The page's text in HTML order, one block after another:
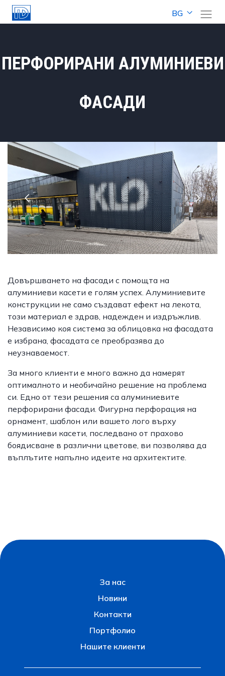
BG
ПЕРФОРИРАНИ АЛУМИНИЕВИ
ФАСАДИ
Довършването на фасади с помощта на
алуминиеви касети е голям успех. Алуминиевите
конструкции не само създават ефект на лекота,
този материал е здрав, надежден и издръжлив.
Независимо коя система за облицовка на фасадата
е избрана, фасадата се преобразява до
неузнаваемост.
За много клиенти е много важно да намерят
оптималното и необичайно решение на проблема
си. Едно от тези решения са алуминиевите
перфорирани фасади. Фигурна перфорация на
орнамент, шаблон или вашето лого върху
алуминиеви касети, последвано от прахово
боядисване в различни цветове, ви позволява да
въплътите напълно идеите на архитектите.
За нас
Новини
Контакти
Портфолио
Нашите клиенти